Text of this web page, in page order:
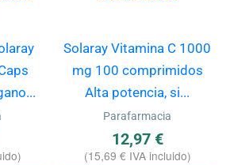
Solaray Vitamina C 1000
mg 100 comprimidos
Alta potencia, si...
Parafarmacia
12,97 €
(15,69 € IVA incluido)